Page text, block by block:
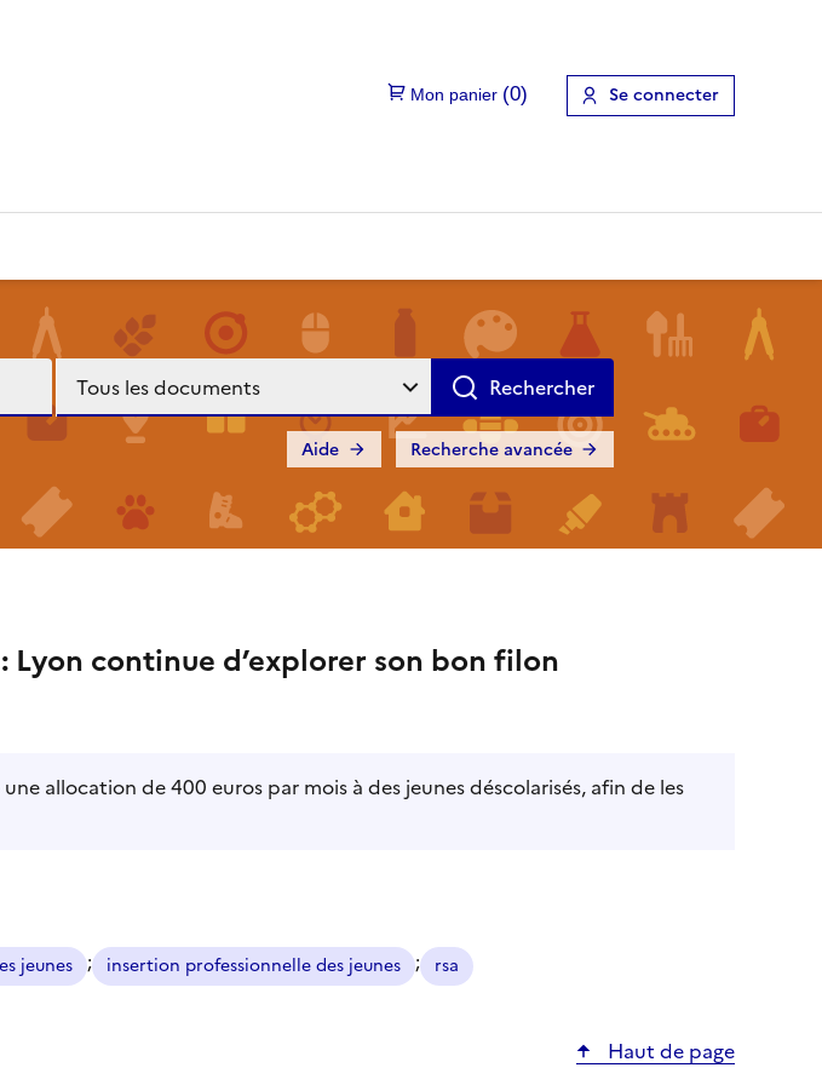
Se connecter
Recherche avancée
Aide
Lyon continue d’explorer son bon filon
allocation de 400 euros par mois à des jeunes déscolarisés, afin de les
jeunes ; insertion professionnelle des jeunes ; rsa
Haut de page